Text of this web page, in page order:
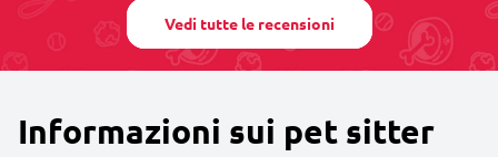
Vedi tutte le recensioni
Informazioni sui pet sitter